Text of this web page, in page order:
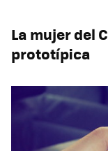
La mujer del
prototípica